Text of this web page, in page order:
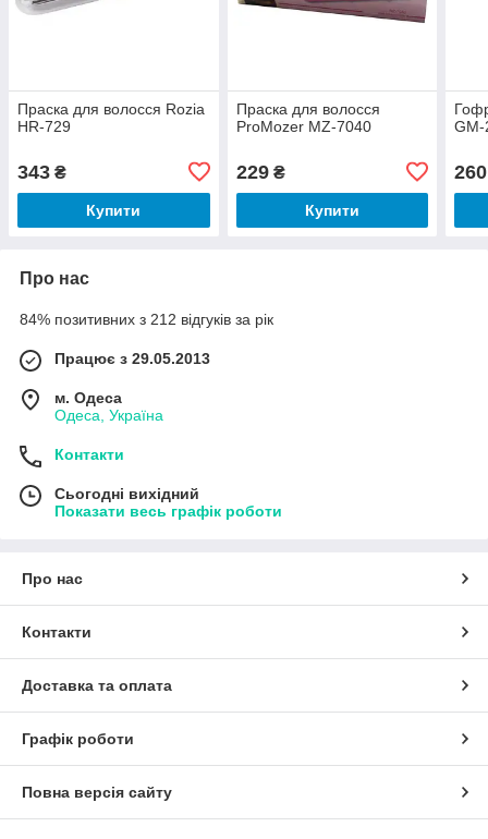
Праска для волосся Rozia
HR-729
343 ₴
Купити
Праска для волосся
ProMozer MZ-7040
229₴
Купити
260
Про нас
84% позитивних з 212 відгуків за рік
Працює з 29.05.2013
м. Одеса
Одеса, Україна
Контакти
Сьогодні вихідний
Показати весь графік роботи
Про нас
Контакти
Доставка та оплата
Графік роботи
Повна версія сайту